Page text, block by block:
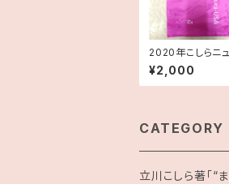
2020年こしらニ
ーク公演記念エコ
グ
¥2,000
CATEGORY
立川こしら著「“